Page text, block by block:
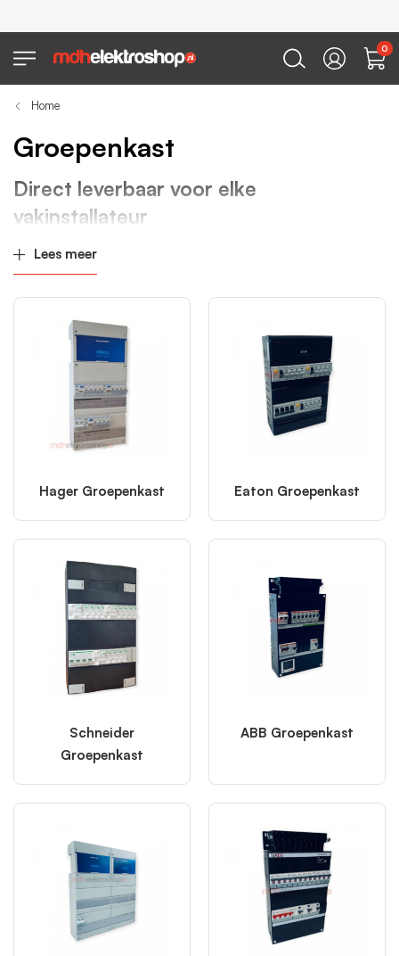
0
Home
Groepenkast
Direct leverbaar voor elke
vakinstallateur
toonaangevende merken als
snel de juiste kast, direct uit voorraad of volledig op maat
geassembleerd.
Elke groepenkast wordt in onze eigen werkplaats
samengesteld met aandacht voor kwaliteit, leverzekerheid en
prijsefficiëntie. Zo beschik je over de juiste kast op het
moment dat het werk daarom vraagt.
Kies hieronder het type of merk dat past bij jouw installatie.
Lees meer
Hager Groepenkast Eaton Groepenkast
Schneider
Groepenkast
ABB Groepenkast